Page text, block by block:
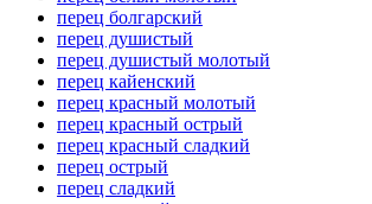
перец болгарский
перец душистый
перец душистый молотый
перец кайенский
перец красный молотый
перец красный острый
перец красный сладкий
перец острый
перец сладкий